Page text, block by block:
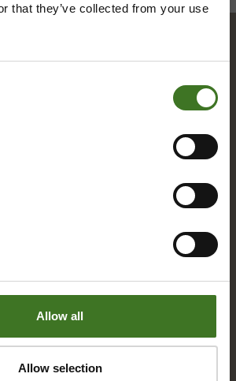
that they’ve collected from your use
Allow all
Allow selection